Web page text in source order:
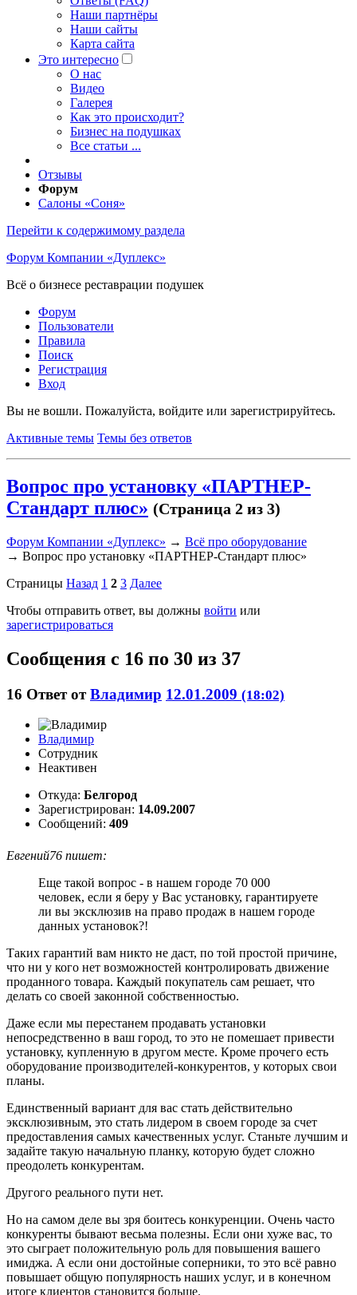
Наши партнёры
Наши сайты
Карта сайта
Это интересно
O нас
Видео
Галерея
Как это происходит?
Бизнес на подушках
Все статьи ...
Отзывы
Форум
Салоны «Соня»
Перейти к содержимому раздела
Форум Компании «Дуплекс»
Всё о бизнесе реставрации подушек
Форум
Пользователи
Правила
Поиск
Регистрация
Вход
Вы не вошли. Пожалуйста, войдите или зарегистрируйтесь.
Активные темы Темы без ответов
Вопрос про установку «ПАРТНЕР-
Стандарт плюс» (Страница 2 из 3)
Форум Компании «Дуплекс» → Всё про оборудование
→ Вопрос про установку «ПАРТНЕР-Стандарт плюс»
Страницы Назад 1 2 3 Далее
Чтобы отправить ответ, вы должны войти или
зарегистрироваться
Сообщения с 16 по 30 из 37
16 Ответ отВладимир 12.01.2009 (18:02)
Владимир
Сотрудник
Неактивен
Откуда: Белгород
Зарегистрирован: 14.09.2007
Сообщений: 409
Евгений76 пишет:
Еще такой вопрос - в нашем городе 70 000
человек, если я беру у Вас установку, гарантируете
ли вы эксклюзив на право продаж в нашем городе
данных установок?!
Таких гарантий вам никто не даст, по той простой причине,
что ни у кого нет возможностей контролировать движение
проданного товара. Каждый покупатель сам решает, что
делать со своей законной собственностью.
Даже если мы перестанем продавать установки
непосредственно в ваш город, то это не помешает привести
установку, купленную в другом месте. Кроме прочего есть
оборудование производителей-конкурентов, у которых свои
планы.
Единственный вариант для вас стать действительно
эксклюзивным, это стать лидером в своем городе за счет
предоставления самых качественных услуг. Станьте лучшим и
задайте такую начальную планку, которую будет сложно
преодолеть конкурентам.
Другого реального пути нет.
Но на самом деле вы зря боитесь конкуренции. Очень часто
конкуренты бывают весьма полезны. Если они хуже вас, то
это сыграет положительную роль для повышения вашего
имиджа. А если они достойные соперники, то это всё равно
повышает общую популярность наших услуг, и в конечном
итоге клиентов становится больше.